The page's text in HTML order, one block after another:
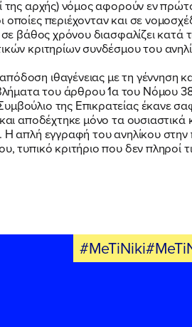
της αρχής) νόμος αφορούν εν
περιέχονταν και σε
βάθος χρόνου διασφαλίζει
κριτηρίων συνδέσμου του
ιθαγένειας με τη γέννηση
του άρθρου 1α του Νόμου
της Επικρατείας έκανε
αποδέχτηκε μόνο τα
Η απλή εγγραφή του ανηλίκου
τυπικό κριτήριο που δεν πληροί